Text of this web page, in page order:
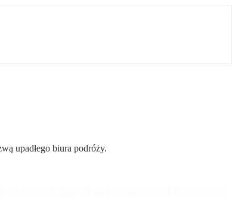
upadłego biura podróży.